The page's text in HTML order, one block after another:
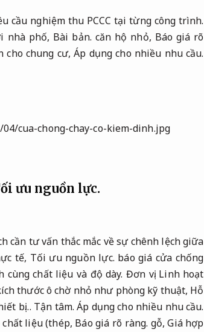
cầu nghiệm thu PCCC tại từng công trình.
nhà phố, Bài bản. căn hộ nhỏ, Báo giá rõ
cho chung cư,Áp dụng cho nhiều nhu cầu.
ưu nguồn lực.
cần tư vấn thắc mắc về sự chênh lệch giữa
tế, Tối ưu nguồn lực. báo giá cửa chống
cùng chất liệu và độ dày. Đơn vị. Linh hoạt
thước ô chờ nhỏ như phòng kỹ thuật, Hỗ
bị… Tận tâm. Áp dụng cho nhiều nhu cầu.
chất liệu (thép, Báo giá rõ ràng. gỗ,Giá hợp